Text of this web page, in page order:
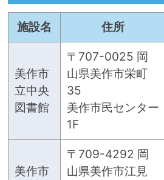
施設名 住所
美作市
立中央
図書館
〒707-0025 岡
山県美作市栄町
35
美作市民センター
1F
美作市
〒709-4292 岡
山県美作市江見